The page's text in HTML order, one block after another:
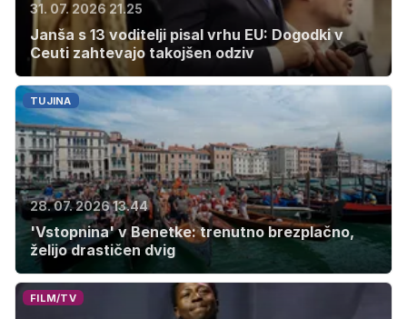
31. 07. 2026 21.25
Janša s 13 voditelji pisal vrhu EU: Dogodki v
Ceuti zahtevajo takojšen odziv
TUJINA
28. 07. 2026 13.44
'Vstopnina' v Benetke: trenutno brezplačno,
želijo drastičen dvig
FILM/TV